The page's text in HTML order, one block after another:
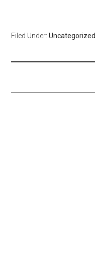
Filed Under:Uncategorized